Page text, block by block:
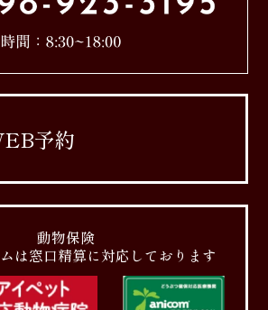
予約
動物保険
は窓口精算に対応しております